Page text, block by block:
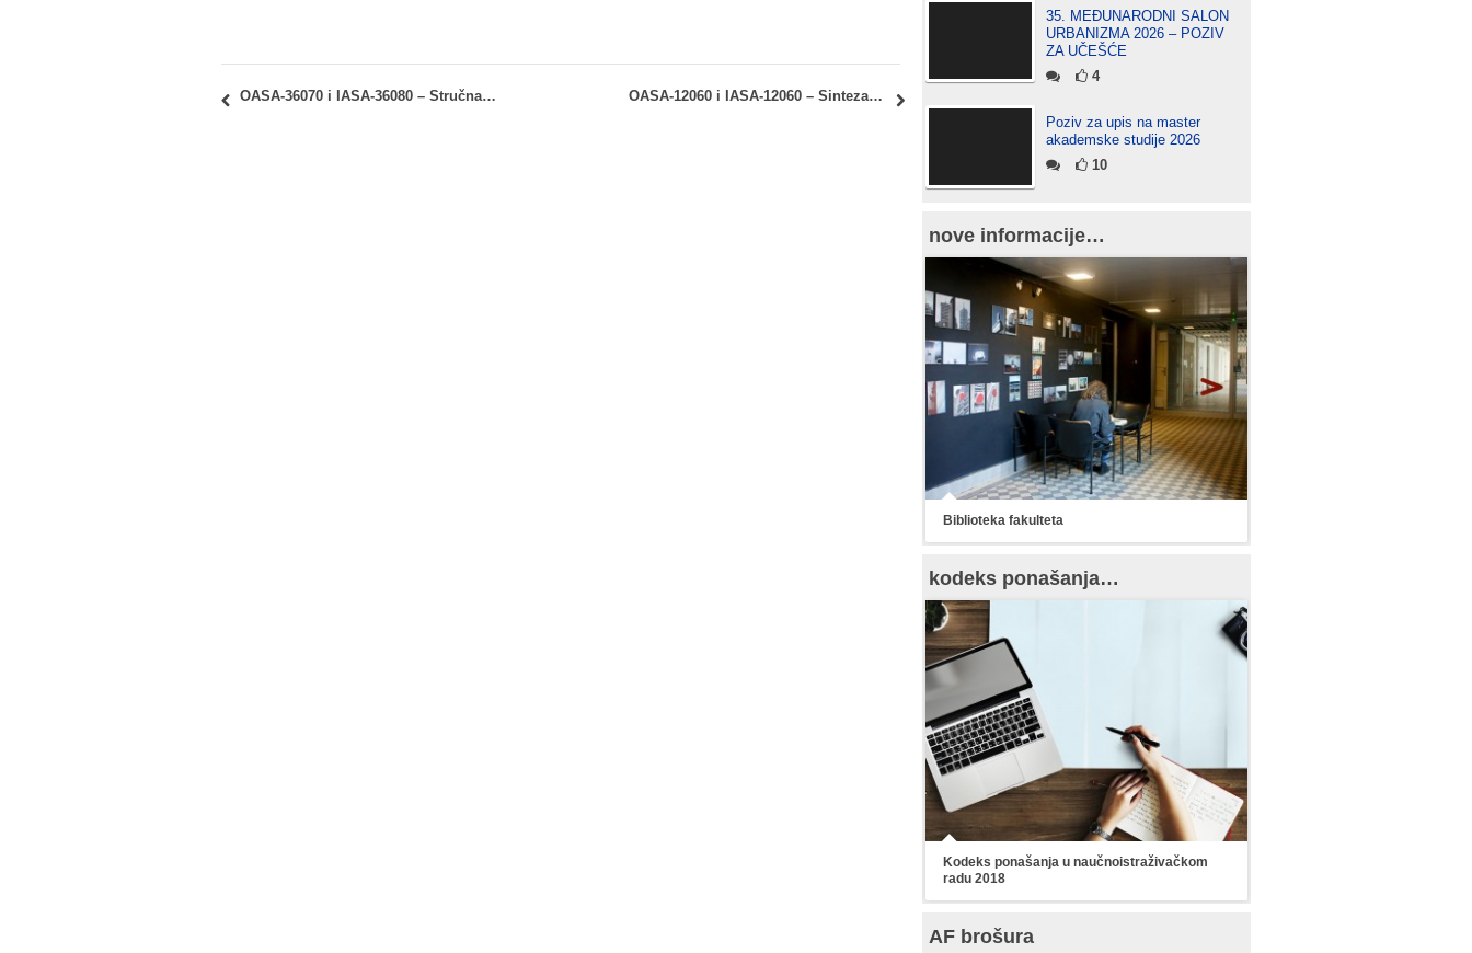
OASA-36070 i IASA-36080 – Stručna praksa: Obaveštenje i Prijava za Stručnu praksu OASA-12060 i IASA-12060 – Sinteza elemenata i sklopova – Projekat zidane zgrade: Vežbanje – 24. mart 2017.
35. MEĐUNARODNI SALON
URBANIZMA 2026 – POZIV
ZA UČEŠĆE
4
Poziv za upis na master
akademske studije 2026
10
nove informacije…
Biblioteka fakulteta
kodeks ponašanja…
Kodeks ponašanja u naučnoistraživačkom
radu 2018
AF brošura